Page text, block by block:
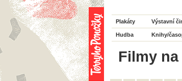
Plakáty Výstavní
Hudba Knihy/
Filmy na